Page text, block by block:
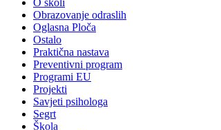
O školi
Obrazovanje odraslih
Oglasna Ploča
Ostalo
Praktična nastava
Preventivni program
Programi EU
Projekti
Savjeti psihologa
Segrt
Škola